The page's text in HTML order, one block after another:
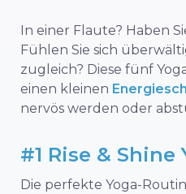
In einer Flaute? Haben
Fühlen Sie sich
zugleich? Diese fünf
einen kleinen
nervös werden oder
#1 Rise & Shine
Die perfekte Yoga-